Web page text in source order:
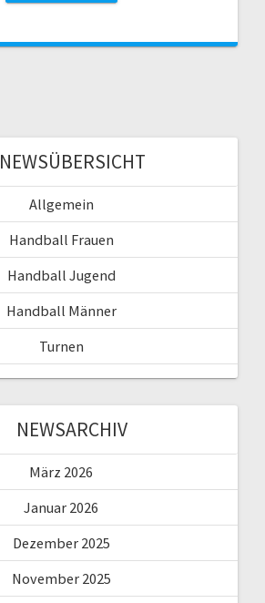
NEWSÜBERSICHT
Allgemein
Handball Frauen
Handball Jugend
Handball Männer
Turnen
NEWSARCHIV
März 2026
Januar 2026
Dezember 2025
November 2025